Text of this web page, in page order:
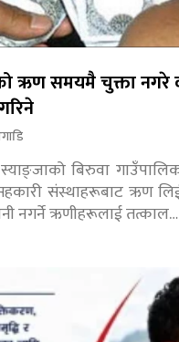
ऋण समयमै चुक्ता नगरे
बिरुवा
संस्थाहरूबाट ऋण
नगर्ने ऋणीहरूलाई तत्काल…